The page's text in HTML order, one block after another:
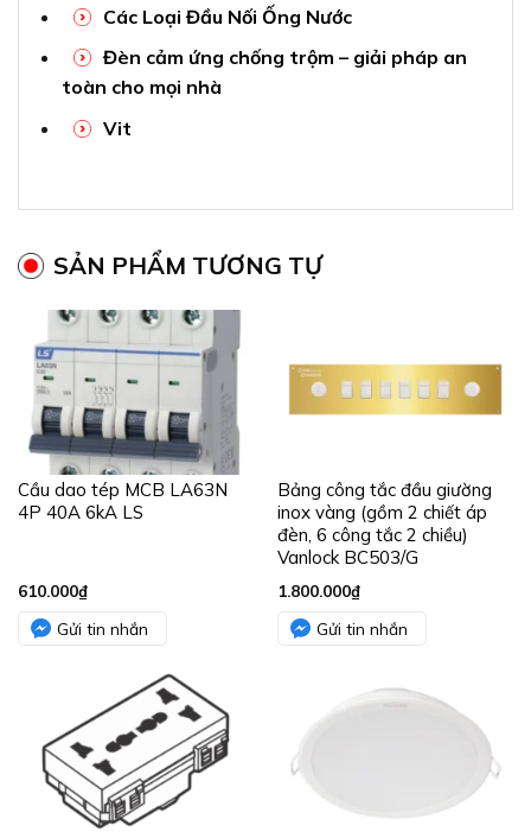
Các Loại Đầu Nối Ống Nước
Đèn cảm ứng chống trộm – giải pháp an
toàn cho mọi nhà
Vit
SẢN PHẨM TƯƠNG TỰ
Cầu dao tép MCB LA63N
4P 40A 6kA LS
610.000₫
Gửi tin nhắn
Bảng công tắc đầu giường
inox vàng (gồm 2 chiết áp
đèn, 6 công tắc 2 chiều)
Vanlock BC503/G
1.800.000₫
Gửi tin nhắn